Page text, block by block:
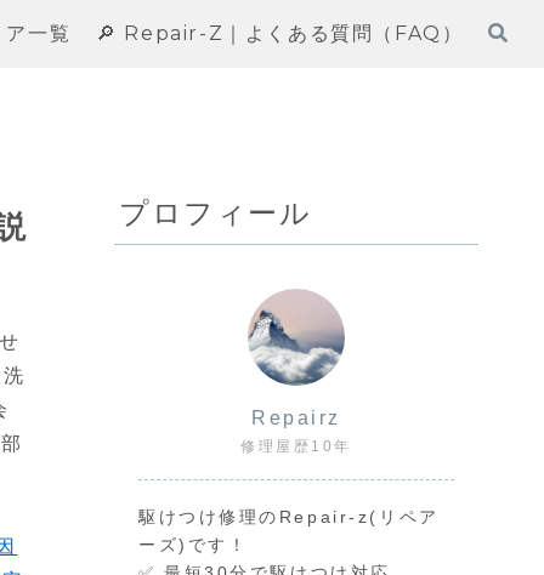
一覧 🔎 Repair-Z｜よくある質問（FAQ）
プロフィール
Repairz
修理屋歴10年
駆けつけ修理のRepair-z(リペア
ーズ)です！